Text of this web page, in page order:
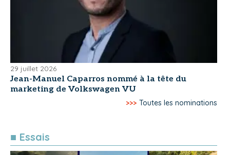
29 juillet 2026
Jean-Manuel Caparros nommé à la tête du
marketing de Volkswagen VU
>>> Toutes les nominations
■ Essais